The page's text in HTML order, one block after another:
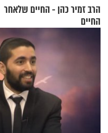
הרב זמיר כהן - החיים שלאחר
החיים